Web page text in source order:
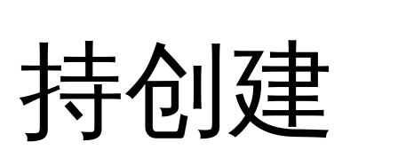
持创建